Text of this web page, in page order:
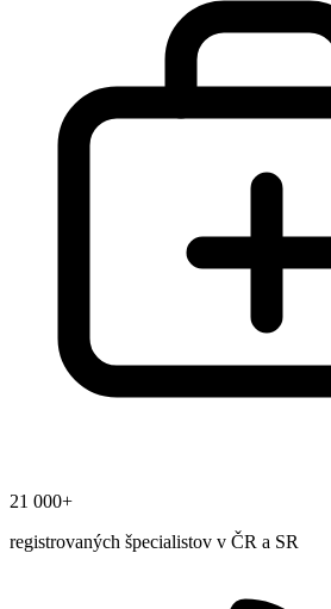
21 000+
registrovaných špecialistov v ČR a SR